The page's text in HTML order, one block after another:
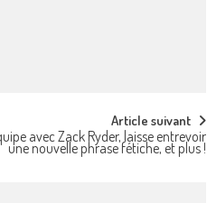
Article suivant
avec Zack Ryder, laisse entrevoir
une nouvelle phrase fétiche, et plus !